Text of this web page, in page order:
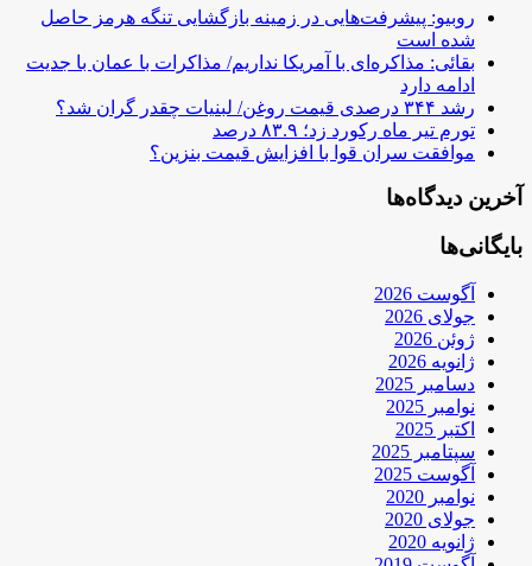
روبیو: پیشرفت‌هایی در زمینه بازگشایی تنگه هرمز حاصل
شده است
بقائی: مذاکره‌ای با آمریکا نداریم/ مذاکرات با عمان با جدیت
ادامه دارد
رشد ۳۴۴ درصدی قیمت روغن/ لبنیات چقدر گران شد؟
تورم تیر ماه رکورد زد؛ ۸۳.۹ درصد
موافقت سران قوا با افزایش قیمت بنزین؟
آخرین دیدگاه‌ها
بایگانی‌ها
آگوست 2026
جولای 2026
ژوئن 2026
ژانویه 2026
دسامبر 2025
نوامبر 2025
اکتبر 2025
سپتامبر 2025
آگوست 2025
نوامبر 2020
جولای 2020
ژانویه 2020